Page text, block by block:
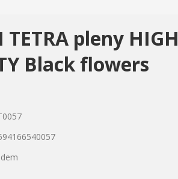
TETRA pleny HIGH
Black flowers